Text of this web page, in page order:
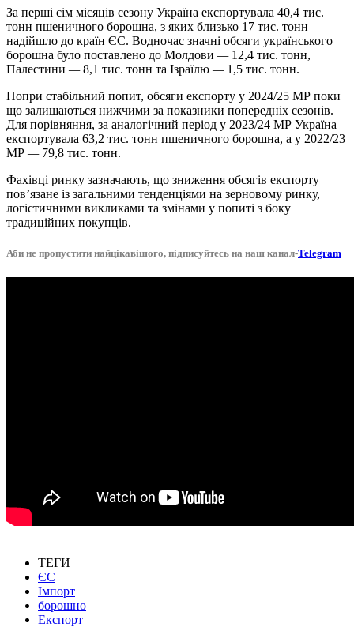
За перші сім місяців сезону Україна експортувала 40,4 тис.
тонн пшеничного борошна, з яких близько 17 тис. тонн
надійшло до країн ЄС. Водночас значні обсяги українського
борошна було поставлено до Молдови —12,4 тис. тонн,
Палестини —8,1 тис. тонн та Ізраїлю — 1,5 тис. тонн.
Попри стабільний попит, обсяги експорту у 2024/25 МР поки
що залишаються нижчими за показники попередніх сезонів.
Для порівняння, за аналогічний період у 2023/24 МР Україна
експортувала 63,2 тис. тонн пшеничного борошна, а у 2022/23
МР —79,8 тис. тонн.
Фахівці ринку зазначають, що зниження обсягів експорту
пов’язане із загальними тенденціями на зерновому ринку,
логістичними викликами та змінами у попиті з боку
традиційних покупців.
Аби не пропустити найцікавішого, підписуйтесь на наш канал-Telegram
ТЕГИ
ЄС
Імпорт
борошно
Експорт